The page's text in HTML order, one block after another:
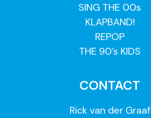
SING THE 00s
KLAPBAND!
REPOP
THE 90’s KIDS
CONTACT
Rick van der Graaf